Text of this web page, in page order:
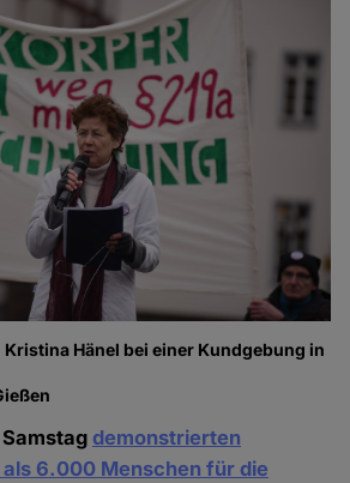
Hänel bei einer Kundgebung in
demonstrierten
6.000 Menschen für die